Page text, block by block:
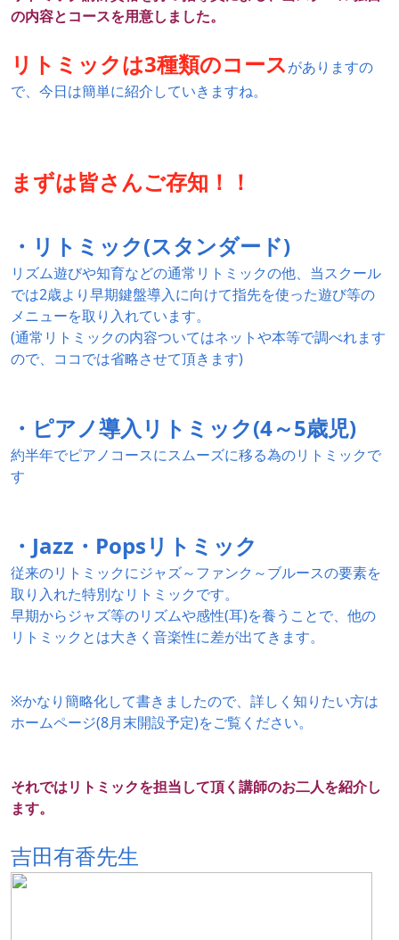
の内容とコースを用意しました。
リトミックは3種類のコースがありますの
で、 今日は簡単に紹介していきますね。
まずは皆さんご存知！！
・リトミック(スタンダード)
リズム遊びや知育などの通常リトミックの他、当スクール
では2歳より早期鍵盤導入に向けて指先を使った遊び等の
メニューを取り入れています。
(通常リトミックの内容ついてはネットや本等で調べれます
ので、ココでは省略させて頂きます)
・ピアノ導入リトミック(4～5歳児)
約半年でピアノコースにスムーズに移る為のリトミックで
す
・Jazz・Popsリトミック
従来のリトミックにジャズ～ファンク～ブルースの要素を
取り入れた特別なリトミックです。
早期からジャズ等のリズムや感性(耳)を養うことで、他の
リトミックとは大きく音楽性に差が出てきます。
※かなり簡略化して書きましたので、詳しく知りたい方は
ホームページ(8月末開設予定)をご覧ください。
それではリトミックを担当して頂く講師のお二人を紹介し
ます。
吉田有香先生